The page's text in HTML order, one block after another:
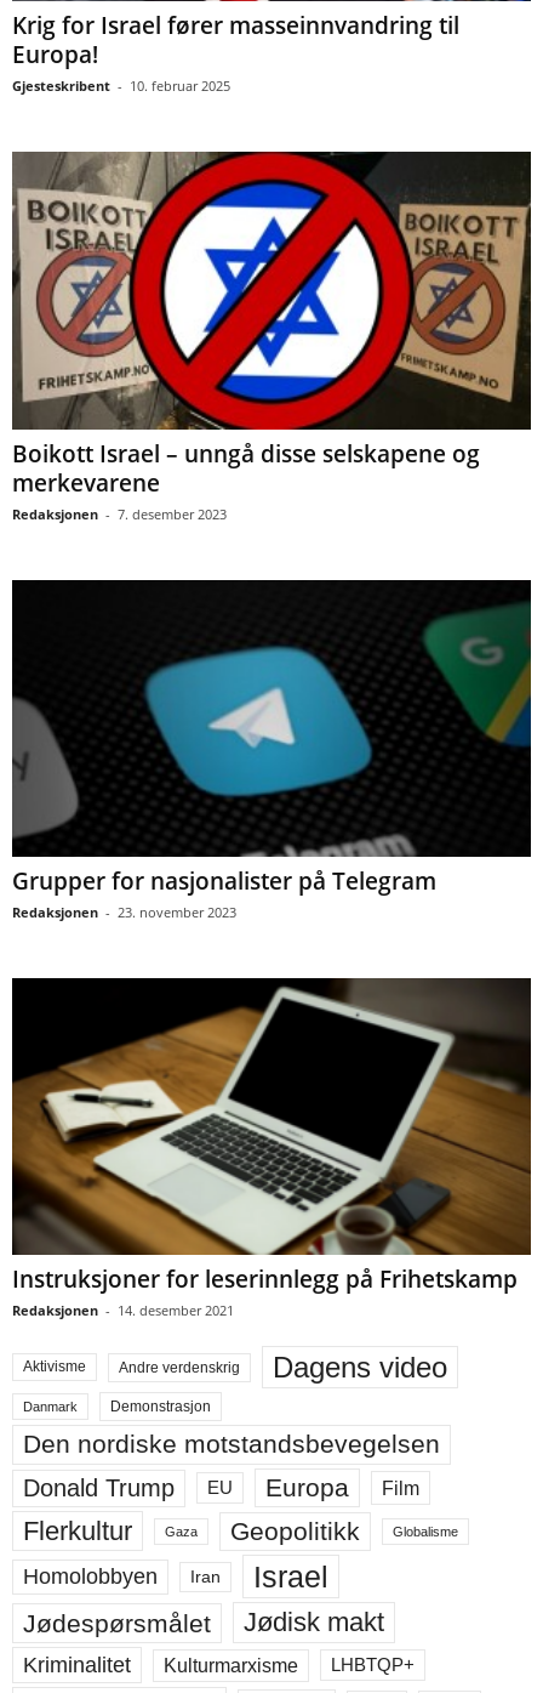
Krig for Israel fører masseinnvandring til
Europa!
Gjesteskribent - 10. februar 2025
Boikott Israel – unngå disse selskapene og
merkevarene
Redaksjonen - 7. desember 2023
Grupper for nasjonalister på Telegram
Redaksjonen - 23. november 2023
Instruksjoner for leserinnlegg på Frihetskamp
Redaksjonen - 14. desember 2021
Aktivisme Andre verdenskrig Dagens video
Danmark Demonstrasjon
Den nordiske motstandsbevegelsen
Donald Trump EU Europa Film
Flerkultur Gaza Geopolitikk Globalisme
Homolobbyen Iran Israel
Jødespørsmålet Jødisk makt
Kriminalitet Kulturmarxisme LHBTQP+